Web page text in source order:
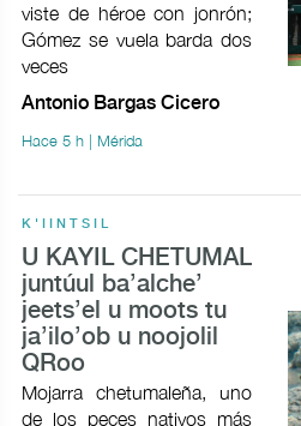
viste de héroe con jonrón;
Gómez se vuela barda dos
veces
Antonio Bargas Cicero
Hace 5 h | Mérida
K'IINTSIL
U KAYIL CHETUMAL
juntúul ba’alche’
jeets’el u moots tu
ja’ilo’ob u noojolil
QRoo
Mojarra chetumaleña, uno
de los peces nativos más